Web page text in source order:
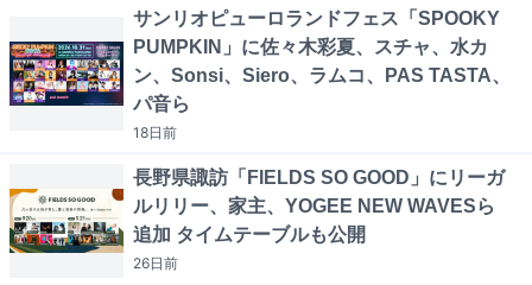
サンリオピューロランドフェス「SPOOKY
PUMPKIN」に佐々木彩夏、スチャ、水カ
ン、Sonsi、Siero、ラムコ、PAS TASTA、
パ音ら
18日前
長野県諏訪「FIELDS SO GOOD」にリーガ
ルリリー、家主、YOGEE NEW WAVESら
追加 タイムテーブルも公開
26日前